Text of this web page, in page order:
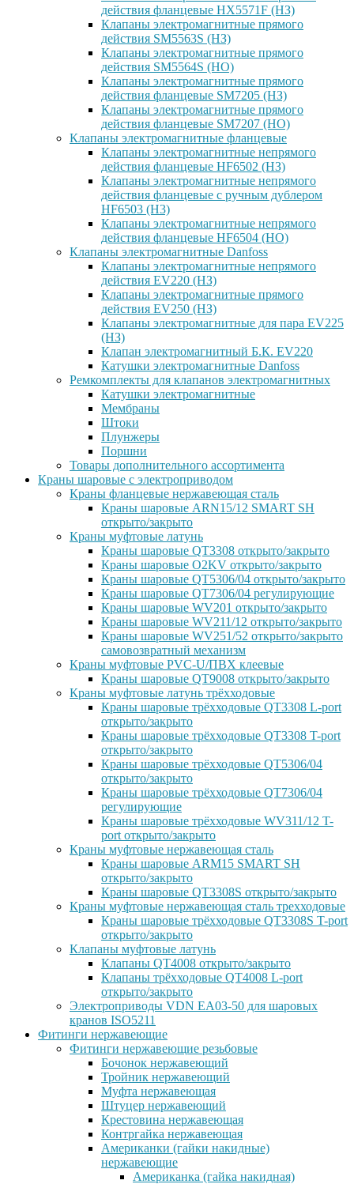
действия фланцевые HX5571F (НЗ)
Клапаны электромагнитные прямого
действия SM5563S (НЗ)
Клапаны электромагнитные прямого
действия SM5564S (НО)
Клапаны электромагнитные прямого
действия фланцевые SM7205 (НЗ)
Клапаны электромагнитные прямого
действия фланцевые SM7207 (НО)
Клапаны электромагнитные фланцевые
Клапаны электромагнитные непрямого
действия фланцевые HF6502 (НЗ)
Клапаны электромагнитные непрямого
действия фланцевые с ручным дублером
HF6503 (Н3)
Клапаны электромагнитные непрямого
действия фланцевые HF6504 (НО)
Клапаны электромагнитные Danfoss
Клапаны электромагнитные непрямого
действия EV220 (НЗ)
Клапаны электромагнитные прямого
действия EV250 (НЗ)
Клапаны электромагнитные для пара EV225
(НЗ)
Клапан электромагнитный Б.К. EV220
Катушки электромагнитные Danfoss
Ремкомплекты для клапанов электромагнитных
Катушки электромагнитные
Мембраны
Штоки
Плунжеры
Поршни
Товары дополнительного ассортимента
Краны шаровые с электроприводом
Краны фланцевые нержавеющая сталь
Краны шаровые ARN15/12 SMART SH
открыто/закрыто
Краны муфтовые латунь
Краны шаровые QT3308 открыто/закрыто
Краны шаровые O2KV открыто/закрыто
Краны шаровые QT5306/04 открыто/закрыто
Краны шаровые QT7306/04 регулирующие
Краны шаровые WV201 открыто/закрыто
Краны шаровые WV211/12 открыто/закрыто
Краны шаровые WV251/52 открыто/закрыто
самовозвратный механизм
Краны муфтовые PVC-U/ПВХ клеевые
Краны шаровые QT9008 открыто/закрыто
Краны муфтовые латунь трёхходовые
Краны шаровые трёхходовые QT3308 L-port
открыто/закрыто
Краны шаровые трёхходовые QT3308 T-port
открыто/закрыто
Краны шаровые трёхходовые QT5306/04
открыто/закрыто
Краны шаровые трёхходовые QT7306/04
регулирующие
Краны шаровые трёхходовые WV311/12 T-
port открыто/закрыто
Краны муфтовые нержавеющая сталь
Краны шаровые ARM15 SMART SH
открыто/закрыто
Краны шаровые QT3308S открыто/закрыто
Краны муфтовые нержавеющая сталь трехходовые
Краны шаровые трёхходовые QT3308S T-port
открыто/закрыто
Клапаны муфтовые латунь
Клапаны QT4008 открыто/закрыто
Клапаны трёхходовые QT4008 L-port
открыто/закрыто
Электроприводы VDN EA03-50 для шаровых
кранов ISO5211
Фитинги нержавеющие
Фитинги нержавеющие резьбовые
Бочонок нержавеющий
Тройник нержавеющий
Муфта нержавеющая
Штуцер нержавеющий
Крестовина нержавеющая
Контргайка нержавеющая
Американки (гайки накидные)
нержавеющие
Американка (гайка накидная)